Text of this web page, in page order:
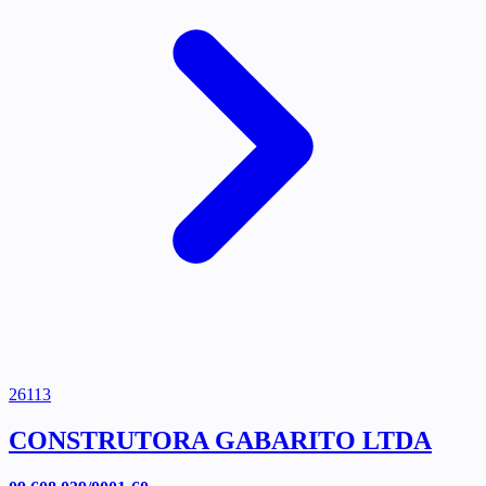
26113
CONSTRUTORA GABARITO LTDA